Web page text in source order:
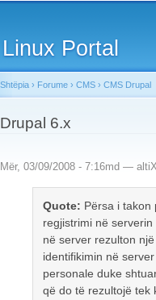
Portal
You are here
Shtëpia › Forume › CMS › CMS Drupal
Drupal 6.x
Mër, 03/09/2008 - 7:16md —
Quote: Përsa i takon
regjistrimi në
në server rezulton
identifikimin në
personale duke
që do të rezultojë tek